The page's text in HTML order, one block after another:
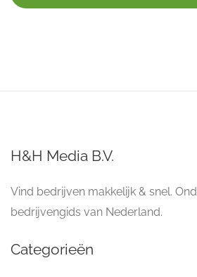
H&H Media B.V.
Vind bedrijven makkelijk & snel.
bedrijvengids van Nederland.
Categorieën